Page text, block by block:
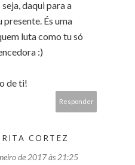
daqui para a
presente. És uma
luta como tu só
:)
de ti!
Responder
CORTEZ
de 2017 às 21:25